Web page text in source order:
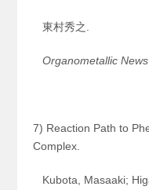
東村秀之.
Organometallic News
7) Reaction Path to
Complex.
Kubota, Masaaki;